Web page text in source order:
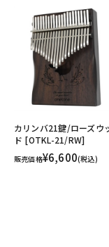
カリンバ21鍵/ローズウ
ド [OTKL-21/RW]
販売価格¥6,600(税込)